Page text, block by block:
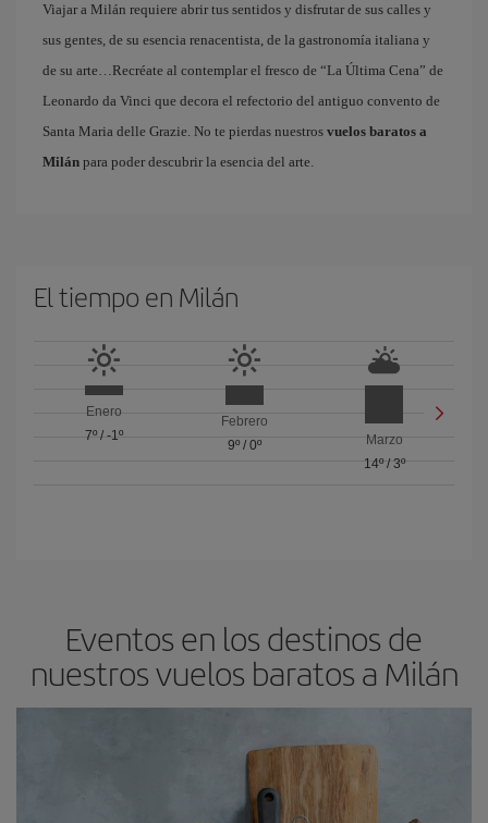
Viajar a Milán requiere abrir tus sentidos y disfrutar de sus calles y
sus gentes, de su esencia renacentista, de la gastronomía italiana y
de su arte…Recréate al contemplar el fresco de “La Última Cena” de
Leonardo da Vinci que decora el refectorio del antiguo convento de
Santa Maria delle Grazie. No te pierdas nuestros vuelos baratos a
Milán para poder descubrir la esencia del arte.
El tiempo en Milán
Enero
7º/ -1º
Febrero
9º/ 0º
Marzo
14º/ 3º
Eventos en los destinos de
nuestros vuelos baratos a Milán